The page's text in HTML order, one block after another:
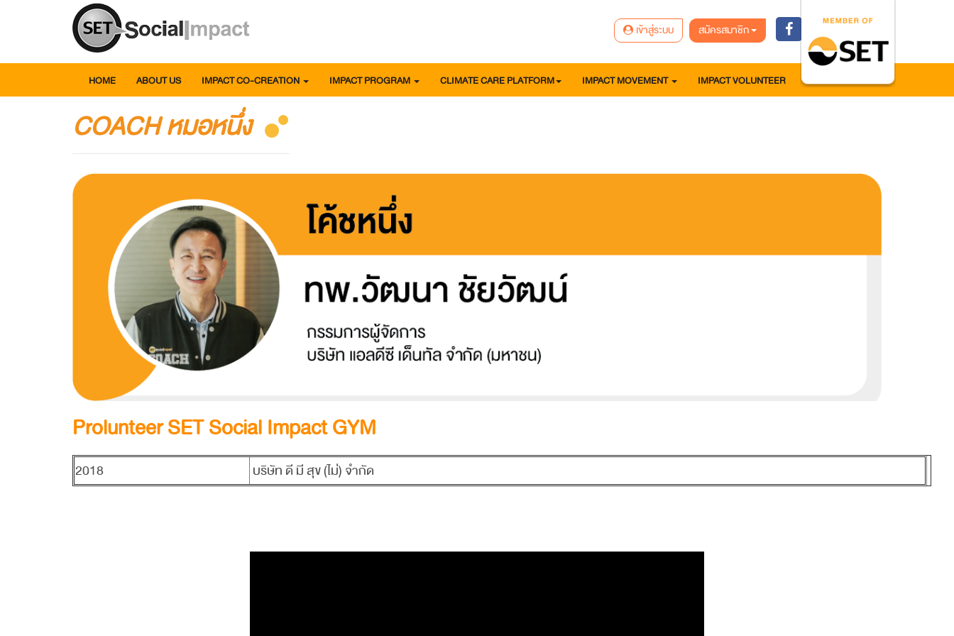
เข้าสู่ระบบ สมัครสมาชิก
HOME ABOUT US IMPACT CO-CREATION IMPACT PROGRAM CLIMATE CARE PLATFORM IMPACT MOVEMENT IMPACT VOLUNTEER
COACH หมอหนึ่ง
Prolunteer SET Social Impact GYM
2018 บริษัท ดี มี สุข (ไม่) จำกัด